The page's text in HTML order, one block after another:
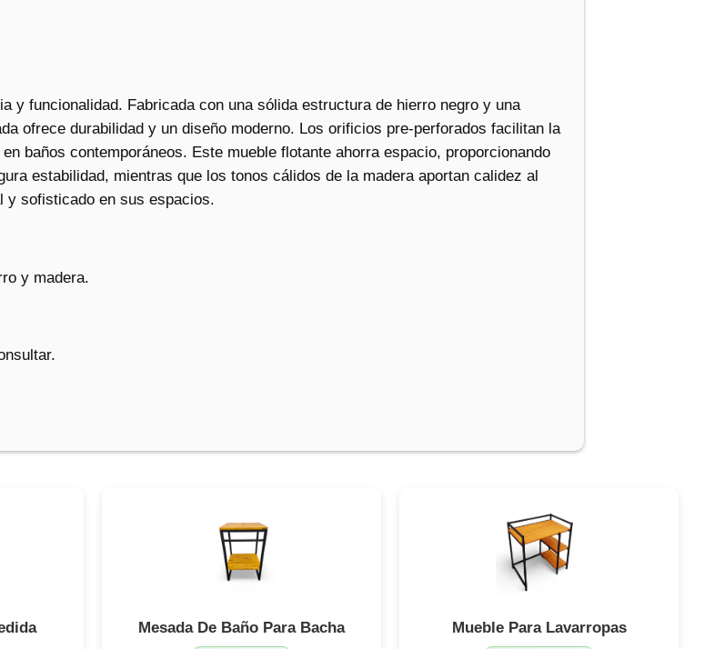
y funcionalidad. Fabricada con una sólida estructura de hierro negro y una
ofrece durabilidad y un diseño moderno. Los orificios pre-perforados facilitan la
baños contemporáneos. Este mueble flotante ahorra espacio, proporcionando
estabilidad, mientras que los tonos cálidos de la madera aportan calidez al
y sofisticado en sus espacios.
y madera.
Mesada De Baño Para Bacha Mueble Para Lavarropas